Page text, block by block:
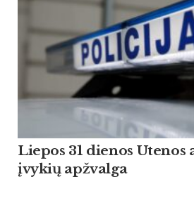
Liepos 31 dienos Utenos
įvykių apžvalga